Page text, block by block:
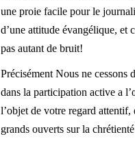
une proie facile pour le
d’une attitude évangélique, et
pas autant de bruit!
Précisément Nous ne cessons
dans la participation active a
l’objet de votre regard
grands ouverts sur la